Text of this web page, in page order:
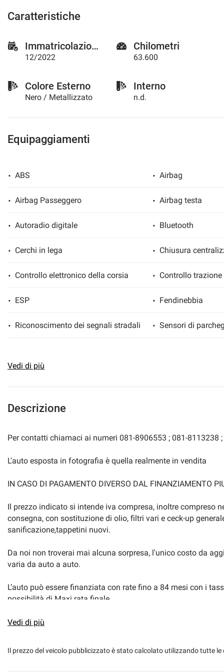
Caratteristiche
Immatricolazione
12/2022
Chilometri
63.600
Colore Esterno
Nero / Metallizzato
Interno
n.d.
Equipaggiamenti
ABS Airbag
Airbag Passeggero Airbag testa
Autoradio digitale Bluetooth
Cerchi in lega Chiusura
Controllo elettronico della corsia Controllo trazione
ESP Fendinebbia
Riconoscimento dei segnali stradali Sensori di
Vedi di più
Descrizione
Per contatti chiamaci ai numeri 081-8906553 ; 081-8113238
L'auto esposta in fotografia è quella realmente in vendita
IN CASO DI PAGAMENTO DIVERSO DAL FINANZIAMENTO
Il prezzo indicato si intende iva compresa, inoltre compreso
consegna, con sostituzione di olio, filtri vari e ceck-up
sanificazione,tappetini nuovi.
Da noi non troverai mai alcuna sorpresa, l'unico costo da
varia da auto a auto.
L’auto può essere finanziata con rate fino a 84 mesi con i
possibilità di Maxi rata finale.
Tutti i veicoli sono coperti da una Garanzia di 12 mesi.
corrisponda a quanto riportato nell’annuncio, con tanto di
Vedi di più
Il prezzo del veicolo pubblicizzato è stato calcolato utilizzando tutte
strumenti
tracciamento
si
rimanda
cookie
policy.
Puoi
e
le
qualsiasi
Cookie necessari
Cookie analitici